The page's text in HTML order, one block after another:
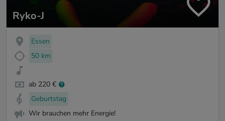
Ryko-J
Essen
50 km
ab 220 €
Geburtstag
Wir brauchen mehr Energie!